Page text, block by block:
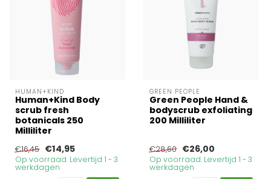
HUMAN+KIND
Human+Kind Body
scrub fresh
botanicals 250
Milliliter
€16,45 €14,95
Op voorraad. Levertijd 1 - 3
werkdagen
GREEN PEOPLE
Green People Hand &
bodyscrub exfoliating
200 Milliliter
€28,60 €26,00
Op voorraad. Levertijd 1 - 3
werkdagen